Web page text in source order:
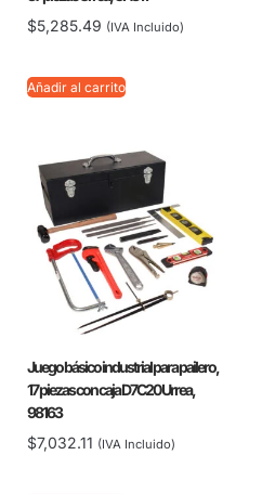
$5,285.49 (IVA Incluido)
Añadir al carrito
Juego básico industrial para pailero,
17 piezas con caja D7C20 Urrea,
98163
$7,032.11 (IVA Incluido)